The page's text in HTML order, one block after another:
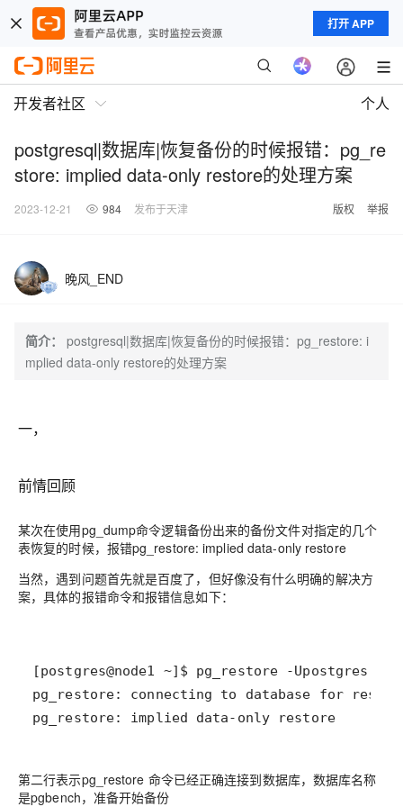
打开 APP
开发者社区 个人
postgresql|数据库|恢复备份的时候报错：pg_re
store: implied data-only restore的处理方案
2023-12-21 984 发布于天津 版权 举报
晚风_END
简介：
postgresql|数据库|恢复备份的时候报错：pg_restore: i
mplied data-only restore的处理方案
一，
前情回顾
某次在使用pg_dump命令逻辑备份出来的备份文件对指定的几个
表恢复的时候，报错pg_restore: implied data-only restore
当然，遇到问题首先就是百度了，但好像没有什么明确的解决方
案，具体的报错命令和报错信息如下：
pg_restore: implied data-only restore
第二行表示pg_restore 命令已经正确连接到数据库，数据库名称
是pgbench，准备开始备份